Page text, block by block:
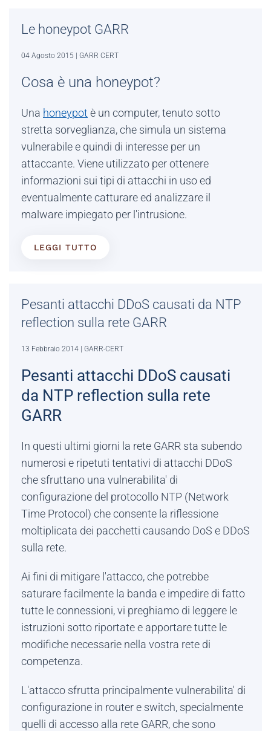
Le honeypot GARR
04 Agosto 2015 | GARR CERT
Cosa è una honeypot?
Una honeypot è un computer, tenuto sotto
stretta sorveglianza, che simula un sistema
vulnerabile e quindi di interesse per un
attaccante. Viene utilizzato per ottenere
informazioni sui tipi di attacchi in uso ed
eventualmente catturare ed analizzare il
malware impiegato per l'intrusione.
LEGGI TUTTO
Pesanti attacchi DDoS causati da NTP
reflection sulla rete GARR
13 Febbraio 2014 | GARR-CERT
Pesanti attacchi DDoS causati
da NTP reflection sulla rete
GARR
In questi ultimi giorni la rete GARR sta subendo
numerosi e ripetuti tentativi di attacchi DDoS
che sfruttano una vulnerabilita' di
configurazione del protocollo NTP (Network
Time Protocol) che consente la riflessione
moltiplicata dei pacchetti causando DoS e DDoS
sulla rete.
Ai fini di mitigare l'attacco, che potrebbe
saturare facilmente la banda e impedire di fatto
tutte le connessioni, vi preghiamo di leggere le
istruzioni sotto riportate e apportare tutte le
modifiche necessarie nella vostra rete di
competenza.
L'attacco sfrutta principalmente vulnerabilita' di
configurazione in router e switch, specialmente
quelli di accesso alla rete GARR, che sono